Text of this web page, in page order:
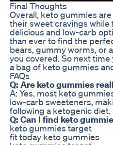
Final Thoughts
Overall, keto gummies
their sweet cravings
delicious and low-carb
than ever to find the
bears, gummy worms, or
you covered. So next
a bag of keto gummies
FAQs
Q: Are keto gummies
A: Yes, most keto
low-carb sweeteners,
following a ketogenic diet.
Q: Can I find keto
keto gummies target
fit today keto gummies